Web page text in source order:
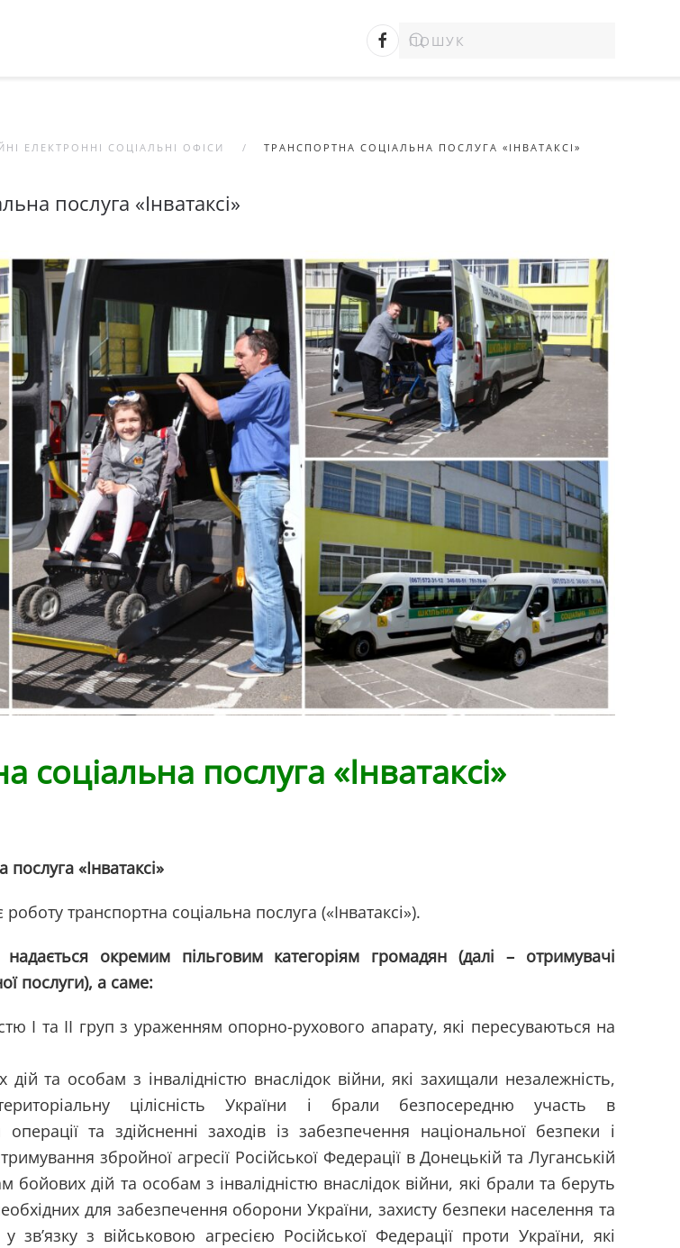
ЕЛЕКТРОННІ СОЦІАЛЬНІ ОФІСИ ТРАНСПОРТНА СОЦІАЛЬНА ПОСЛУГА «ІНВАТАКСІ»
послуга «Інватаксі»
соціальна послуга «Інватаксі»
«Інватаксі»
транспортна соціальна послуга («Інватаксі»).
окремим пільговим категоріям громадян (далі – отримувачі
послуги), а саме:
I та II груп з ураженням опорно-рухового апарату, які пересуваються на
та особам з інвалідністю внаслідок війни, які захищали незалежність,
цілісність України і брали безпосередню участь в
операції та здійсненні заходів із забезпечення національної безпеки і
збройної агресії Російської Федерації в Донецькій та Луганській
бойових дій та особам з інвалідністю внаслідок війни, які брали та беруть
для забезпечення оборони України, захисту безпеки населення та
зв’язку з військовою агресією Російської Федерації проти України, які